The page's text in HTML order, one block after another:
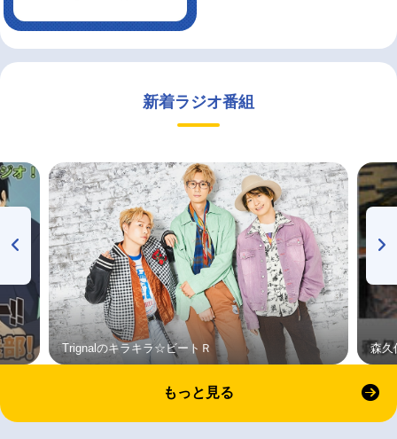
新着ラジオ番組
Trignalのキラキラ☆ビートＲ 森久
もっと見る